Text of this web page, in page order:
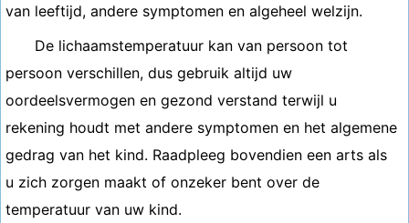
van leeftijd, andere symptomen en algeheel welzijn.
De lichaamstemperatuur kan van persoon tot
persoon verschillen, dus gebruik altijd uw
oordeelsvermogen en gezond verstand terwijl u
rekening houdt met andere symptomen en het algemene
gedrag van het kind. Raadpleeg bovendien een arts als
u zich zorgen maakt of onzeker bent over de
temperatuur van uw kind.